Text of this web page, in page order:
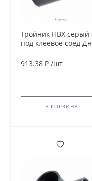
Тройник ПВХ серый
под клеевое соед Дн
напорный EFFAST
913.38 ₽ /шт
В КОРЗИНУ